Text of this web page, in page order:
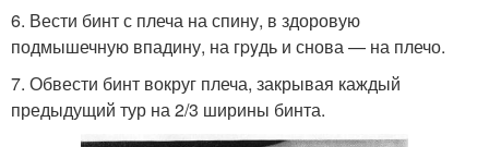
6. Вести бинт с плеча на спину, в здоровую
подмышечную впадину, на гpyдь и снова — на плечо.
7. Обвести бинт вокруг плеча, закрывая каждый
предыдущий тур на 2/3 ширины бинта.